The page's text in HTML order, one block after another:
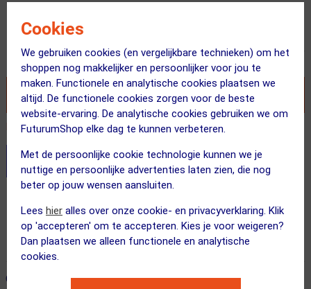
Cookies
We gebruiken cookies (en vergelijkbare technieken) om het
shoppen nog makkelijker en persoonlijker voor jou te
maken. Functionele en analytische cookies plaatsen we
altijd. De functionele cookies zorgen voor de beste
website-ervaring. De analytische cookies gebruiken we om
FuturumShop elke dag te kunnen verbeteren.
Met de persoonlijke cookie technologie kunnen we je
nuttige en persoonlijke advertenties laten zien, die nog
beter op jouw wensen aansluiten.
Lees hier alles over onze cookie- en privacyverklaring. Klik
op 'accepteren' om te accepteren. Kies je voor weigeren?
Dan plaatsen we alleen functionele en analytische
cookies.
Inclusief BTW
VOEG TOE AAN WINKELWAGEN
Recent besteld door 6 klanten! Bestel ook snel!
Stel je productvragen aan onze AI assistent
Voor 23:00 uur besteld, morgen in huis
365 dagen retourrecht
← Terug naar productnavigatie
ONZE AANBEVOLEN COMBINATIE